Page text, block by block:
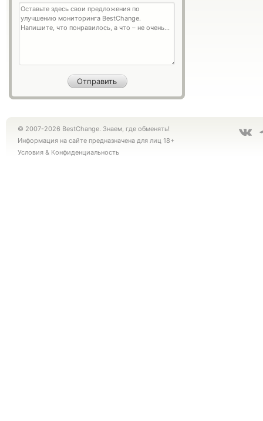
© 2007-2026 BestChange. Знаем, где обменять!
Информация на сайте предназначена для лиц 18+
Условия & Конфиденциальность